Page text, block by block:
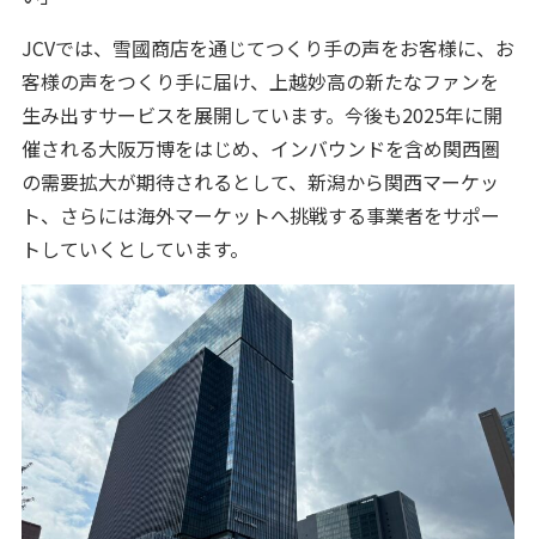
JCVでは、雪國商店を通じてつくり手の声をお客様に、お
客様の声をつくり手に届け、上越妙高の新たなファンを
生み出すサービスを展開しています。今後も2025年に開
催される大阪万博をはじめ、インバウンドを含め関西圏
の需要拡大が期待されるとして、新潟から関西マーケッ
ト、さらには海外マーケットへ挑戦する事業者をサポー
トしていくとしています。